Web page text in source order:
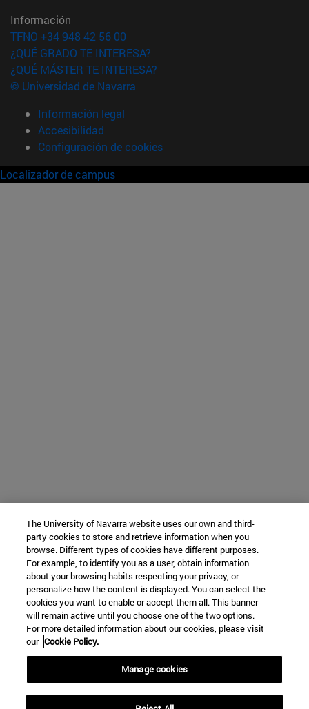
Información
TFNO +34 948 42 56 00
¿QUÉ GRADO TE INTERESA?
¿QUÉ MÁSTER TE INTERESA?
© Universidad de Navarra
Información legal
Accesibilidad
Configuración de cookies
Localizador de campus
The University of Navarra website uses our own and third-
party cookies to store and retrieve information when you
browse. Different types of cookies have different purposes.
For example, to identify you as a user, obtain information
about your browsing habits respecting your privacy, or
personalize how the content is displayed. You can select the
cookies you want to enable or accept them all. This banner
will remain active until you choose one of the two options.
For more detailed information about our cookies, please visit
our Cookie Policy.
Manage cookies